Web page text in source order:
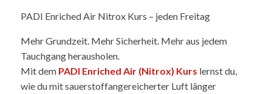
PADI Enriched Air Nitrox Kurs – jeden Freitag
Mehr Grundzeit. Mehr Sicherheit. Mehr aus jedem
Tauchgang herausholen.
Mit dem PADI Enriched Air (Nitrox) Kurs lernst du,
wie du mit sauerstoffangereicherter Luft länger